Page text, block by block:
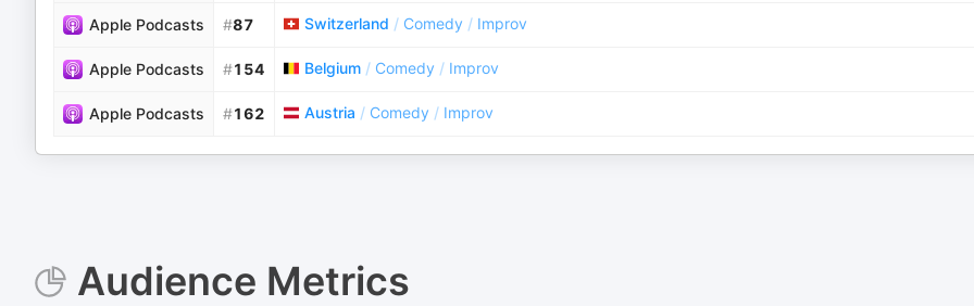
Apple Podcasts #87 Switzerland / Comedy / Improv
Apple Podcasts #154 Belgium / Comedy / Improv
Apple Podcasts #162 Austria / Comedy / Improv
Audience Metrics